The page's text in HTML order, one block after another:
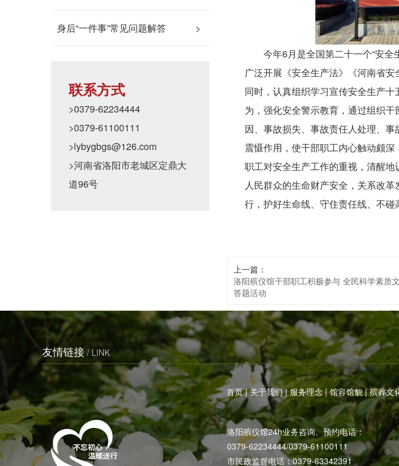
>
身后“一件事”常见问题解答
联系方式
>0379-62234444
>0379-61100111
>lybygbgs@126.com
>河南省洛阳市老城区定鼎大
道96号
今年6月是全国第二十一个“安全生
广泛开展《安全生产法》《河南省
同时，认真组织学习宣传安全生产
为，强化安全警示教育，通过组织
因、事故损失、事故责任人处理、
震慑作用，使干部职工内心触动颇
职工对安全生产工作的重视，清醒
人民群众的生命财产安全，关系改
行，护好生命线、守住责任线、不碰
上一篇：
洛阳殡仪馆干部职工积极参与 全民科学素质
答题活动
友情链接 / LINK
首页|关于我们|服务理念|馆容馆貌|殡葬文
洛阳殡仪馆24h业务咨询、预约电话：
0379-62234444/0379-61100111
市民政监督电话：0379-63342391